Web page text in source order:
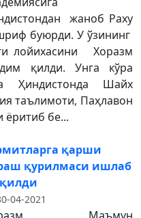
жаноб Раху
буюрди. У ўзининг
лойихасини Хоразм
қилди. Унга кўра
Ҳиндистонда Шайх
таълимоти, Паҳлавон
ёритиб бе...
қарши
қурилмаси ишлаб
04-2021